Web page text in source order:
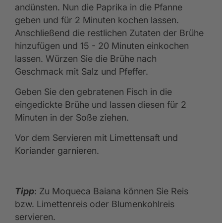
andünsten. Nun die Paprika in die Pfanne
geben und für 2 Minuten kochen lassen.
Anschließend die restlichen Zutaten der Brühe
hinzufügen und 15 - 20 Minuten einkochen
lassen. Würzen Sie die Brühe nach
Geschmack mit Salz und Pfeffer.
Geben Sie den gebratenen Fisch in die
eingedickte Brühe und lassen diesen für 2
Minuten in der Soße ziehen.
Vor dem Servieren mit Limettensaft und
Koriander garnieren.
Tipp: Zu Moqueca Baiana können Sie Reis
bzw. Limettenreis oder Blumenkohlreis
servieren.